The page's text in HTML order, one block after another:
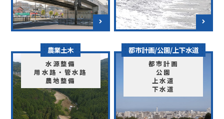
農業土木
水源整備
用水路・管水路
農地整備
都市計画/公園/上下水道
都市計画
公園
上水道
下水道